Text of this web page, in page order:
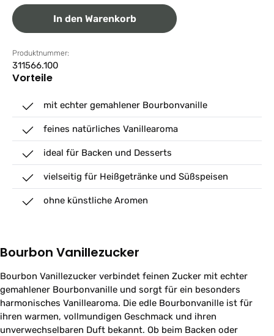
In den Warenkorb
Produktnummer:
311566.100
Vorteile
mit echter gemahlener Bourbonvanille
feines natürliches Vanillearoma
ideal für Backen und Desserts
vielseitig für Heißgetränke und Süßspeisen
ohne künstliche Aromen
Bourbon Vanillezucker
Bourbon Vanillezucker verbindet feinen Zucker mit echter
gemahlener Bourbonvanille und sorgt für ein besonders
harmonisches Vanillearoma. Die edle Bourbonvanille ist für
ihren warmen, vollmundigen Geschmack und ihren
unverwechselbaren Duft bekannt. Ob beim Backen oder